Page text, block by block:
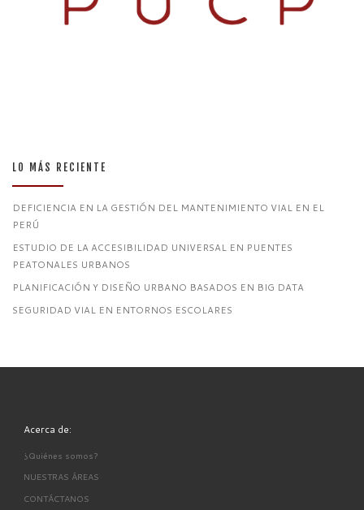
LO MÁS RECIENTE
DEFICIENCIA EN LA GESTIÓN DEL MANTENIMIENTO VIAL EN EL
PERÚ
ESTUDIO DE LA ACCESIBILIDAD UNIVERSAL EN PUENTES
PEATONALES URBANOS
PLANIFICACIÓN Y DISEÑO URBANO BASADOS EN BIG DATA
SEGURIDAD VIAL EN ENTORNOS ESCOLARES
Acerca de:
¿Quiénes somos?
NUESTRAS ÁREAS
CONTÁCTANOS